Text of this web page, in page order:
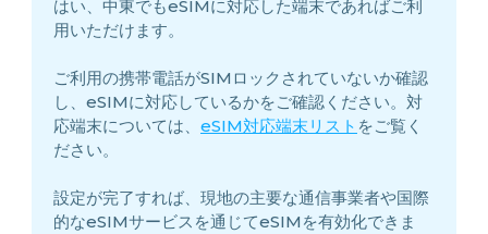
はい、中東でもeSIMに対応した端末であればご利
用いただけます。
ご利用の携帯電話がSIMロックされていないか確認
し、eSIMに対応しているかをご確認ください。対
応端末については、 eSIM対応端末リスト をご覧く
ださい。
設定が完了すれば、現地の主要な通信事業者や国際
的なeSIMサービスを通じてeSIMを有効化できま